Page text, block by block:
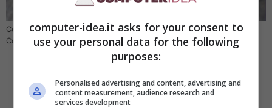
Costi per la riparazione degli smartphone ridotti, c’è la direttiva –
Computer-idea.it
computer-idea.it asks for your consent to
use your personal data for the following
purposes:
Personalised advertising and content, advertising and
content measurement, audience research and
services development